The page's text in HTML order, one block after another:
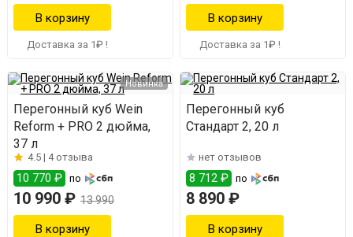
Доставка за 1₽ ! Доставка за 1₽ !
Новинка
Перегонный куб Wein
Reform + PRO 2 дюйма,
37 л
4.5 | 4 отзыва
10 770 ₽ по
10 990 ₽ 13 990
Перегонный куб
Стандарт 2, 20 л
нет отзывов
8 712 ₽ по
8 890 ₽